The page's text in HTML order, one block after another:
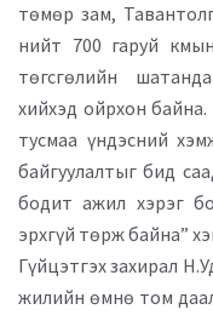
төмөр зам,
нийт 700 гаруй
төгсгөлийн
хийхэд ойрхон
тусмаа үндэсний
байгуулалтыг бид
бодит ажил хэрэг
эрхгүй төрж байна”
Гүйцэтгэх захирал
жилийн өмнө том